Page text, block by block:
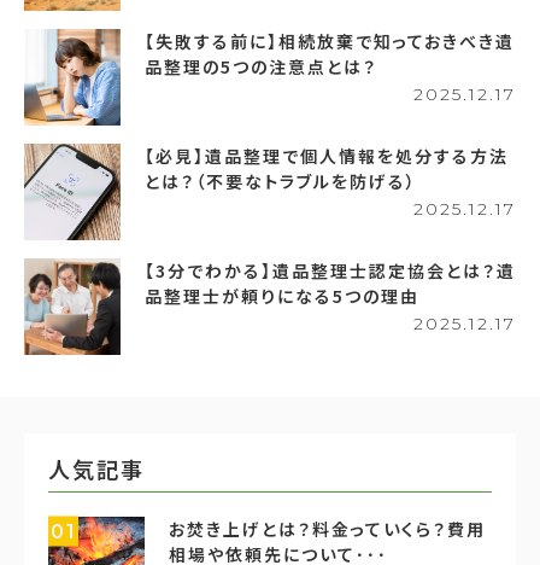
【失敗する前に】相続放棄で知っておきべき遺
品整理の5つの注意点とは？
2025.12.17
【必見】遺品整理で個人情報を処分する方法
とは？（不要なトラブルを防げる）
2025.12.17
【3分でわかる】遺品整理士認定協会とは？遺
品整理士が頼りになる5つの理由
2025.12.17
人気記事
01
お焚き上げとは？料金っていくら？費用
相場や依頼先について･･･